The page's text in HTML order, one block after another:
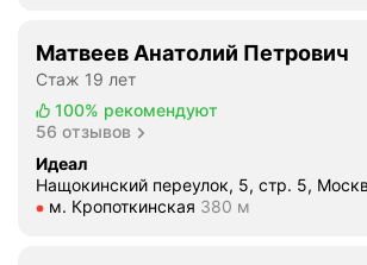
Матвеев Анатолий Петрович
Стаж 19 лет
100% рекомендуют
56 отзывов
Идеал
Нащокинский переулок, 5, стр. 5,
Метро м. Кропоткинская Расстояние
м. Кропоткинская 380 м